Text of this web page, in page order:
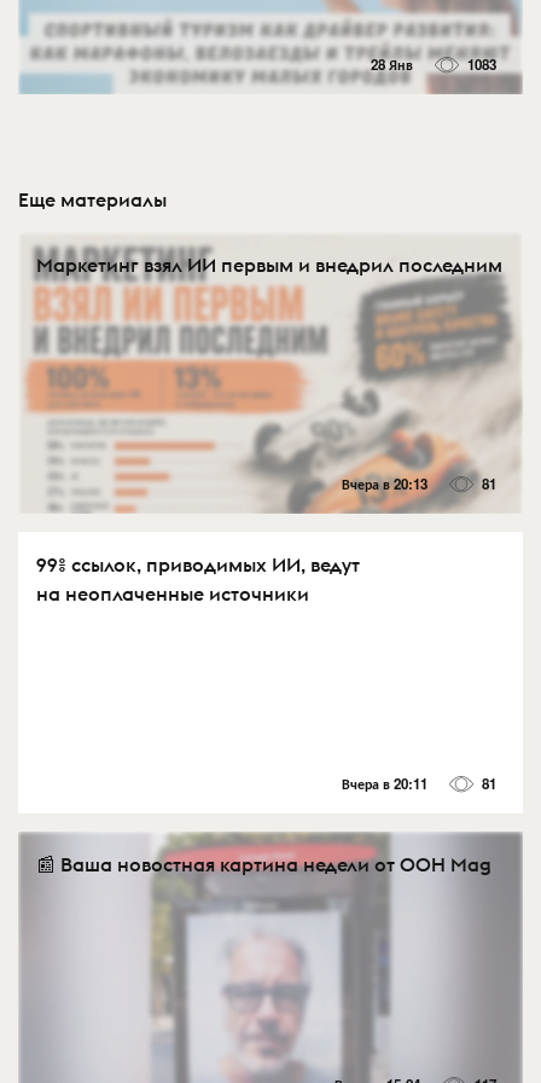
28 Янв 1083
Еще материалы
Маркетинг взял ИИ первым и внедрил последним
Вчера в 20:13 81
99% ссылок, приводимых ИИ, ведут
на неоплаченные источники
Вчера в 20:11 81
📰 Ваша новостная картина недели от OOH Mag